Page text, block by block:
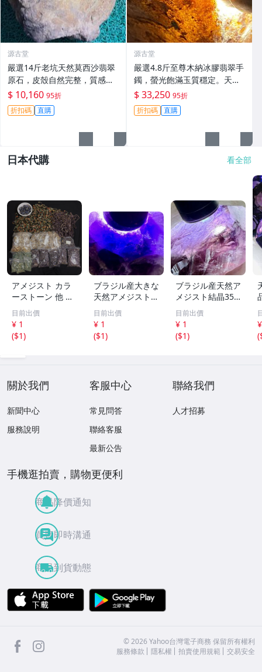
源古堂
嚴選14斤老坑天然莫西沙翡翠
原石，皮殼自然完整，質感
佳，狀態上乘，適合打造手鍊
或精品收藏 A貨翡翠 翡翠原石
天然料型
$ 10,160 95折
折扣碼 直購
源古堂
嚴選4.8斤至尊木納冰膠翡翠手
鐲，螢光飽滿玉質穩定。天然
翡翠 冰膠 翡翠玉石
$ 33,250 95折
折扣碼 直購
日本代購 看全部
アメジスト カラ
ーストーン 他 色
石 アクセサリー
パーツ 等 部品 大
量 総重量約23kg
まとめ セット
目前出價
¥ 1
($1)
ブラジル産大きな
天然アメジスト結
晶571g［紫水
晶］結晶^ ^綺麗^
^色が濃い^ ^
目前出價
¥ 1
($1)
ブラジル産天然ア
メジスト結晶355
g［紫水晶］1本
剣^ ^綺麗
目前出價
¥ 1
($1)
(
關於我們
新聞中心
服務說明
客服中心
常見問答
聯絡客服
最新公告
聯絡我們
人才招募
手機逛拍賣，購物更便利
商品降價通知
買賣即時溝通
商品到貨動態
APP Store
facebook ©2026 Yahoo台灣電子商務 保留所有權利
服務條款
隱私權 拍賣使用規範 交易安全